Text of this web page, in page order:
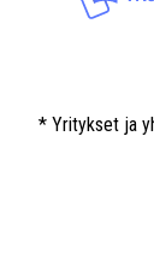
* Yritykset ja